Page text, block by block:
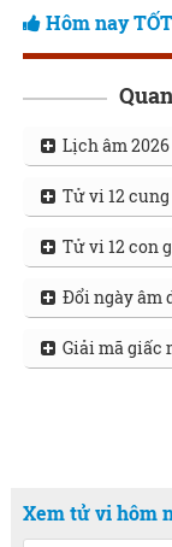
Hôm nay
Lịch âm 2026
Tử vi 12 cung
Tử vi 12 con
Đổi ngày âm
Giải mã giấc
Xem tử vi hôm